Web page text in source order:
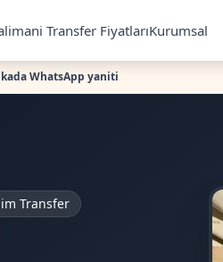
Transfer FiyatlarıKurumsal
WhatsApp yaniti
Transfer